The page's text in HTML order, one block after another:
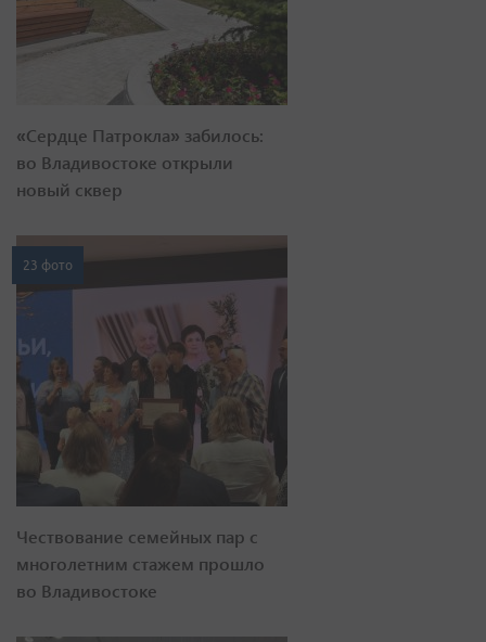
«Сердце Патрокла» забилось:
во Владивостоке открыли
новый сквер
23 фото
Чествование семейных пар с
многолетним стажем прошло
во Владивостоке